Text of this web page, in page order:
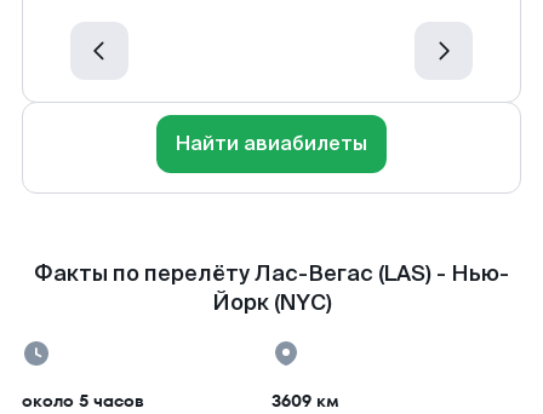
Найти авиабилеты
Факты по перелёту Лас-Вегас (LAS) - Нью-
Йорк (NYC)
около 5 часов 3609 км